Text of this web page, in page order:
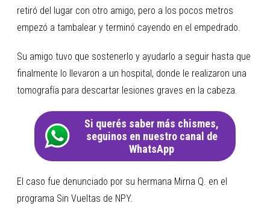
retiró del lugar con otro amigo, pero a los pocos metros
empezó a tambalear y terminó cayendo en el empedrado.
Su amigo tuvo que sostenerlo y ayudarlo a seguir hasta que
finalmente lo llevaron a un hospital, donde le realizaron una
tomografía para descartar lesiones graves en la cabeza.
Si querés saber más chismes,
seguinos en nuestro canal de
WhatsApp
El caso fue denunciado por su hermana Mirna Q. en el
programa Sin Vueltas de NPY.